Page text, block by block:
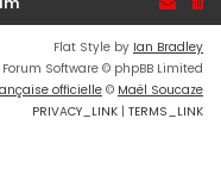
Flat Style by Ian Bradley
Software © phpBB Limited
officielle© Maël Soucaze
PRIVACY_LINK | TERMS_LINK